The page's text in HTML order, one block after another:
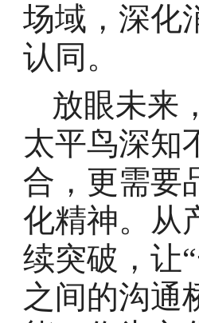
场域，深化
认同。
放眼未来
太平鸟深知
合，更需要
化精神。从
续突破，让
之间的沟通